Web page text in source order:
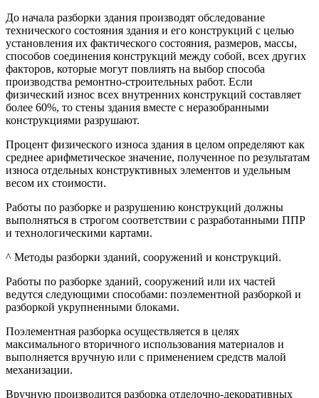
До начала разборки здания производят обследование
технического состояния здания и его конструкций с целью
установления их фактического состояния, размеров, массы,
способов соединения конструкций между собой, всех других
факторов, которые могут повлиять на выбор способа
производства ремонтно-строительных работ. Если
физический износ всех внутренних конструкций составляет
более 60%, то стены здания вместе с неразобранными
конструкциями разрушают.
Процент физического износа здания в целом определяют как
среднее арифметическое значение, полученное по результатам
износа отдельных конструктивных элементов и удельным
весом их стоимости.
Работы по разборке и разрушению конструкций должны
выполняться в строгом соответствии с разработанными ППР
и технологическими картами.
^ Методы разборки зданий, сооружений и конструкций.
Работы по разборке зданий, сооружений или их частей
ведутся следующими способами: поэлементной разборкой и
разборкой укрупненными блоками.
Поэлементная разборка осуществляется в целях
максимального вторичного использования материалов и
выполняется вручную или с применением средств малой
механизации.
Вручную производится разборка отделочно-декоративных